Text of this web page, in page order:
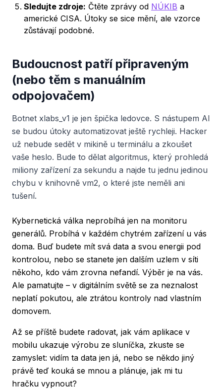
Sledujte zdroje: Čtěte zprávy od NÚKIB a
americké CISA. Útoky se sice mění, ale vzorce
zůstávají podobné.
Budoucnost patří připraveným
(nebo těm s manuálním
odpojovačem)
Botnet xlabs_v1 je jen špička ledovce. S nástupem AI
se budou útoky automatizovat ještě rychleji. Hacker
už nebude sedět v mikině u terminálu a zkoušet
vaše heslo. Bude to dělat algoritmus, který prohledá
miliony zařízení za sekundu a najde tu jednu jedinou
chybu v knihovně vm2, o které jste neměli ani
tušení.
Kybernetická válka neprobíhá jen na monitoru
generálů. Probíhá v každém chytrém zařízení u vás
doma. Buď budete mít svá data a svou energii pod
kontrolou, nebo se stanete jen dalším uzlem v síti
někoho, kdo vám zrovna nefandí. Výběr je na vás.
Ale pamatujte – v digitálním světě se za neznalost
neplatí pokutou, ale ztrátou kontroly nad vlastním
domovem.
Až se příště budete radovat, jak vám aplikace v
mobilu ukazuje výrobu ze sluníčka, zkuste se
zamyslet: vidím ta data jen já, nebo se někdo jiný
právě teď kouká se mnou a plánuje, jak mi tu
hračku vypnout?